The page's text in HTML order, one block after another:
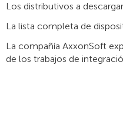
Los distributivos a
La lista completa de
La compañía AxxonSoft
de los trabajos de